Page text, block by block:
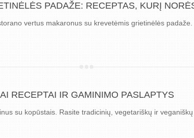
PADAŽE: RECEPTAS, KURĮ
vertus makaronus su krevetėmis grietinėlės
RECEPTAI IR GAMINIMO PASLAPTYS
su kopūstais. Rasite tradicinių, vegetariškų ir